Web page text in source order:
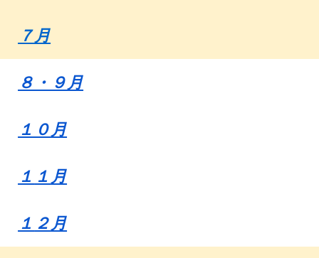
７月
８・９月
１０月
１ １ 月
１ ２月